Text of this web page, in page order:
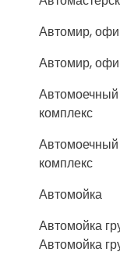
Автомир,
Автомир,
комплекс
комплекс
Автомойка
Автомойка
Автомойка